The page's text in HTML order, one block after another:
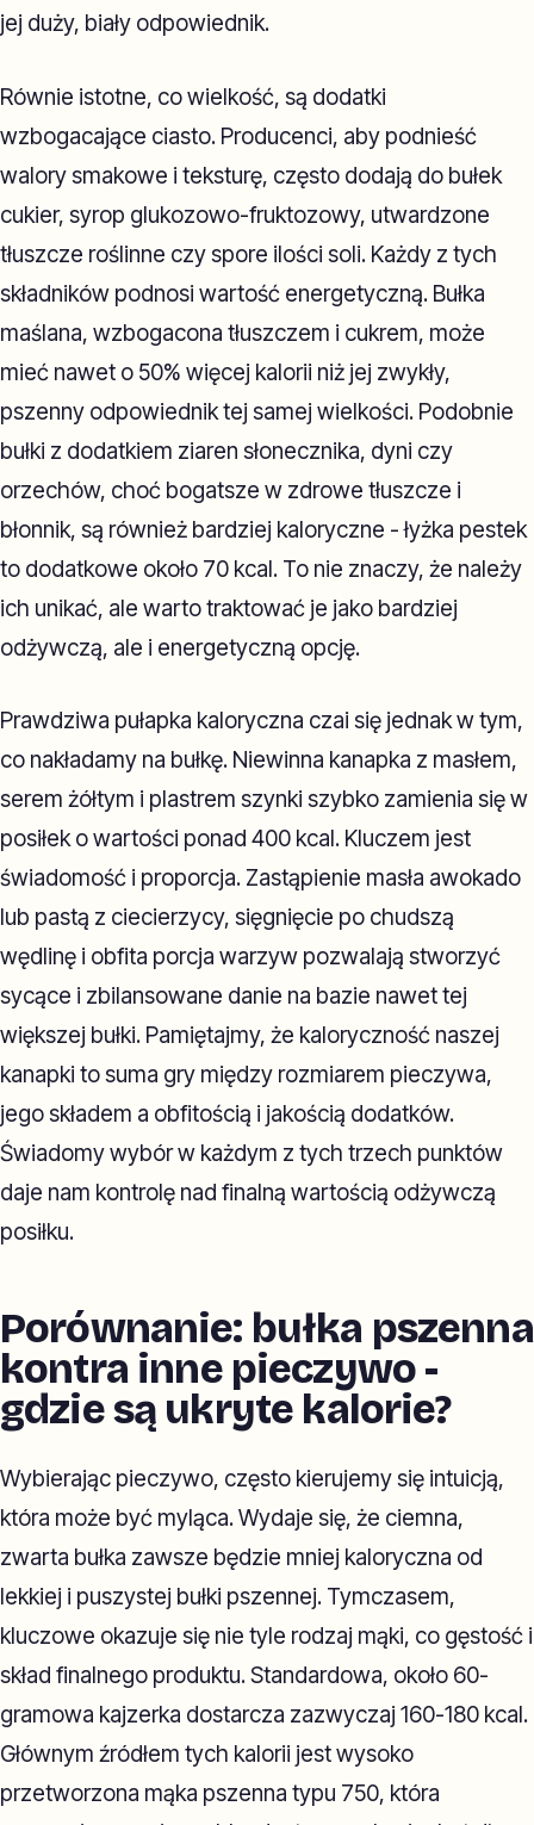
jej duży, biały odpowiednik.
Równie istotne, co wielkość, są dodatki
wzbogacające ciasto. Producenci, aby podnieść
walory smakowe i teksturę, często dodają do bułek
cukier, syrop glukozowo-fruktozowy, utwardzone
tłuszcze roślinne czy spore ilości soli. Każdy z tych
składników podnosi wartość energetyczną. Bułka
maślana, wzbogacona tłuszczem i cukrem, może
mieć nawet o 50% więcej kalorii niż jej zwykły,
pszenny odpowiednik tej samej wielkości. Podobnie
bułki z dodatkiem ziaren słonecznika, dyni czy
orzechów, choć bogatsze w zdrowe tłuszcze i
błonnik, są również bardziej kaloryczne - łyżka pestek
to dodatkowe około 70 kcal. To nie znaczy, że należy
ich unikać, ale warto traktować je jako bardziej
odżywczą, ale i energetyczną opcję.
Prawdziwa pułapka kaloryczna czai się jednak w tym,
co nakładamy na bułkę. Niewinna kanapka z masłem,
serem żółtym i plastrem szynki szybko zamienia się w
posiłek o wartości ponad 400 kcal. Kluczem jest
świadomość i proporcja. Zastąpienie masła awokado
lub pastą z ciecierzycy, sięgnięcie po chudszą
wędlinę i obfita porcja warzyw pozwalają stworzyć
sycące i zbilansowane danie na bazie nawet tej
większej bułki. Pamiętajmy, że kaloryczność naszej
kanapki to suma gry między rozmiarem pieczywa,
jego składem a obfitością i jakością dodatków.
Świadomy wybór w każdym z tych trzech punktów
daje nam kontrolę nad finalną wartością odżywczą
posiłku.
Porównanie: bułka pszenna
kontra inne pieczywo -
gdzie są ukryte kalorie?
Wybierając pieczywo, często kierujemy się intuicją,
która może być myląca. Wydaje się, że ciemna,
zwarta bułka zawsze będzie mniej kaloryczna od
lekkiej i puszystej bułki pszennej. Tymczasem,
kluczowe okazuje się nie tyle rodzaj mąki, co gęstość i
skład finalnego produktu. Standardowa, około 60-
gramowa kajzerka dostarcza zazwyczaj 160-180 kcal.
Głównym źródłem tych kalorii jest wysoko
przetworzona mąka pszenna typu 750, która